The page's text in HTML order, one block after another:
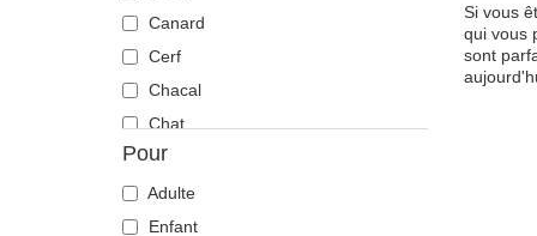
Canard
Cerf
Chacal
Chat
Cheval
Chèvre
Chien
Pour
Adulte
Enfant
Si vous
qui vous
sont